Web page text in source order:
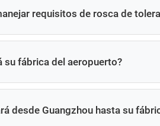
requisitos de rosca de
que requieren alta
su fábrica del aeropuerto?
una hora en coche
desde Guangzhou hasta su